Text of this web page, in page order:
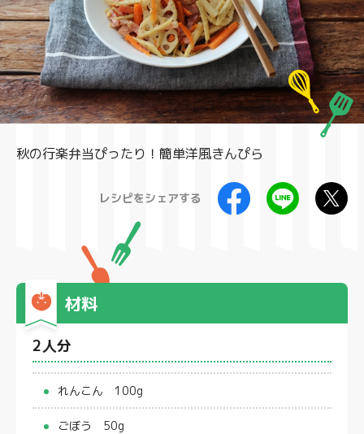
製
レシピをシェアする
秋の行楽弁当ぴったり！簡単洋風きんぴら
材料
2人分
れんこん 100g
ごぼう 50g